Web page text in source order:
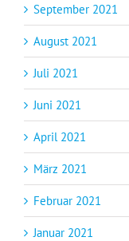
September 2021
August 2021
Juli 2021
Juni 2021
April 2021
März 2021
Februar 2021
Januar 2021